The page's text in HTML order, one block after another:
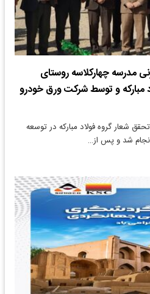
مدرسه چهارکلاسه روستای
مبارکه و توسط شرکت ورق خودرو
شعار گروه فولاد مبارکه در توسعه
شد و پس از…